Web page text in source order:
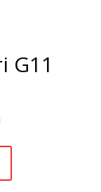
G11